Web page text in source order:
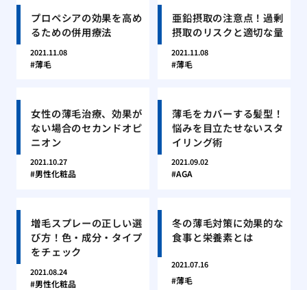
プロペシアの効果を高め
るための併用療法
2021.11.08
薄毛
亜鉛摂取の注意点！過剰
摂取のリスクと適切な量
2021.11.08
薄毛
女性の薄毛治療、効果が
ない場合のセカンドオピ
ニオン
2021.10.27
男性化粧品
薄毛をカバーする髪型！
悩みを目立たせないスタ
イリング術
2021.09.02
AGA
増毛スプレーの正しい選
び方！色・成分・タイプ
をチェック
2021.08.24
男性化粧品
冬の薄毛対策に効果的な
食事と栄養素とは
2021.07.16
薄毛